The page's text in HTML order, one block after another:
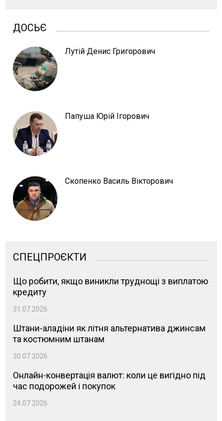
ДОСЬЄ
Лутій Денис Григорович
Папуша Юрій Ігорович
Скопенко Василь Вікторович
СПЕЦПРОЄКТИ
Що робити, якщо виникли труднощі з виплатою
кредиту
31.07.2026
Штани-аладіни як літня альтернатива джинсам
та костюмним штанам
30.07.2026
Онлайн-конвертація валют: коли це вигідно під
час подорожей і покупок
24.07.2026